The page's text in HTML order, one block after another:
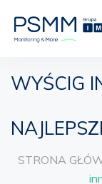
WYŚCIG
STRONA